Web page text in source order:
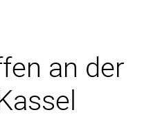
an der